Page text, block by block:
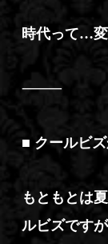
時代って…
⸻
■ クールビ
もともとは
ルビズですが